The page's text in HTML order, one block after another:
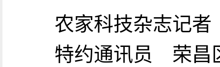
农家科技杂志
特约通讯员 荣昌